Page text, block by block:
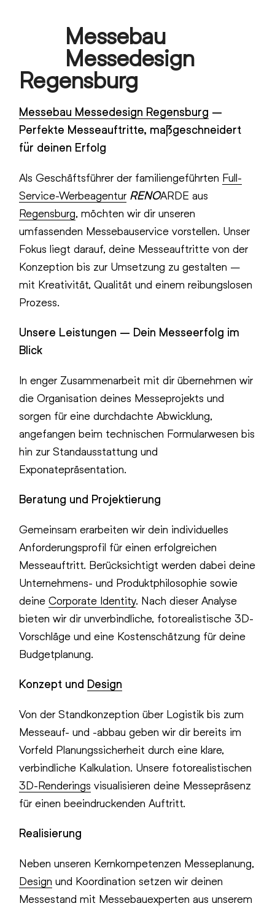
menu
menu
Messebau
Messedesign
Regensburg
Messebau Messedesign Regensburg –
Perfekte Messeauftritte, maßgeschneidert
für deinen Erfolg
Als Geschäftsführer der familiengeführten Full-
Service-Werbeagentur RENOARDE aus
Regensburg, möchten wir dir unseren
umfassenden Messebauservice vorstellen. Unser
Fokus liegt darauf, deine Messeauftritte von der
Konzeption bis zur Umsetzung zu gestalten –
mit Kreativität, Qualität und einem reibungslosen
Prozess.
Unsere Leistungen – Dein Messeerfolg im
Blick
In enger Zusammenarbeit mit dir übernehmen wir
die Organisation deines Messeprojekts und
sorgen für eine durchdachte Abwicklung,
angefangen beim technischen Formularwesen bis
hin zur Standausstattung und
Exponatepräsentation.
Beratung und Projektierung
Gemeinsam erarbeiten wir dein individuelles
Anforderungsprofil für einen erfolgreichen
Messeauftritt. Berücksichtigt werden dabei deine
Unternehmens- und Produktphilosophie sowie
deineCorporate Identity. Nach dieser Analyse
bieten wir dir unverbindliche, fotorealistische 3D-
Vorschläge und eine Kostenschätzung für deine
Budgetplanung.
Konzept und Design
Von der Standkonzeption über Logistik bis zum
Messeauf- und -abbau geben wir dir bereits im
Vorfeld Planungssicherheit durch eine klare,
verbindliche Kalkulation. Unsere fotorealistischen
3D-Renderings visualisieren deine Messepräsenz
für einen beeindruckenden Auftritt.
Realisierung
Neben unseren Kernkompetenzen Messeplanung,
Design und Koordination setzen wir deinen
Messestand mit Messebauexperten aus unserem